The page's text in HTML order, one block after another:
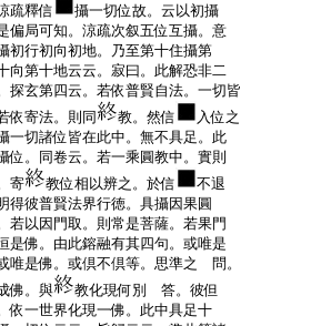
疏釋信
攝一切位故。云以初攝
偏局可知。涼疏次叙五位互攝。意
初行初向初地。乃至第十住攝第
向第十地云云。寂曰。此解恐非二
探玄第四云。若依普賢自法。一切皆
依寄法。則同 教。然信
入位之
一切諸位皆在此中。無不具足。此
位。同卷云。若一乘圓教中。實則
寄 教位相以辨之。於信
不退
得彼普賢法界行徳。具攝因果圓
若以因門取。則常是菩薩。若果門
是佛。由此鎔融有其四句。或唯是
唯是佛。或倶不倶等。思準之 問。
佛。與
教化現何別 答。彼但
依一世界化現一佛。此中具足十